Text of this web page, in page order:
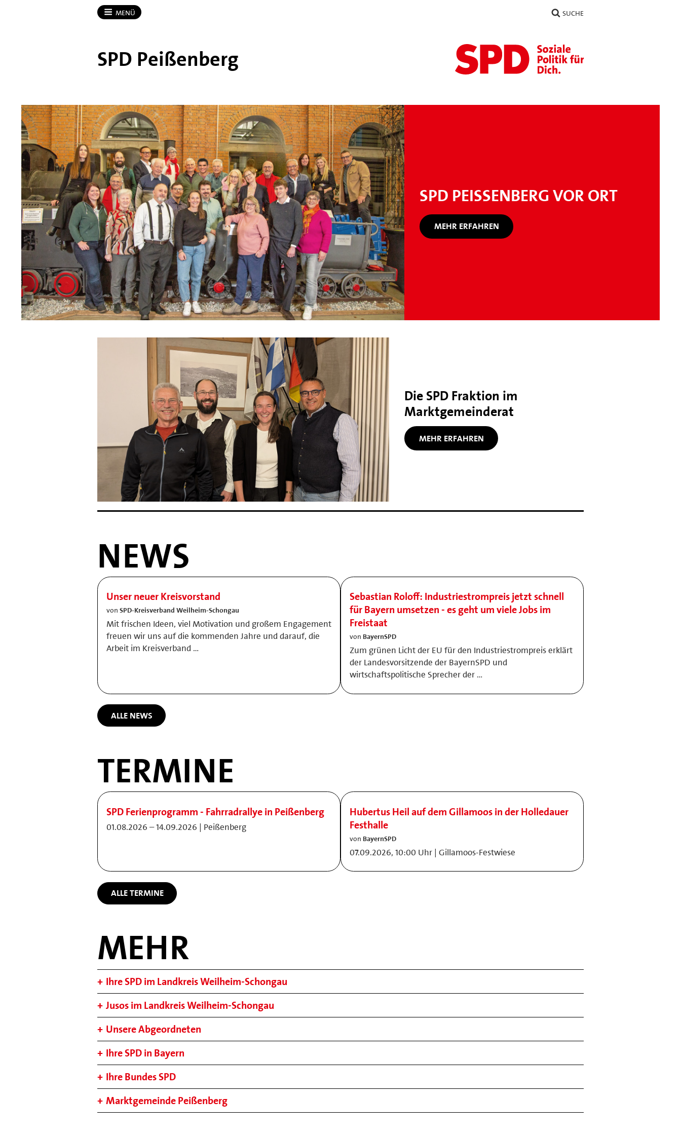
MENÜ SUCHE
SPD Peißenberg
SPD PEISSENBERG VOR ORT
MEHR ERFAHREN
Die SPD Fraktion im
Marktgemeinderat
MEHR ERFAHREN
NEWS
Unser neuer Kreisvorstand
von SPD-Kreisverband Weilheim-Schongau
Mit frischen Ideen, viel Motivation und großem Engagement
freuen wir uns auf die kommenden Jahre und darauf, die
Arbeit im Kreisverband …
Sebastian Roloff: Industriestrompreis jetzt schnell
für Bayern umsetzen - es geht um viele Jobs im
Freistaat
von BayernSPD
Zum grünen Licht der EU für den Industriestrompreis erklärt
der Landesvorsitzende der BayernSPD und
wirtschaftspolitische Sprecher der …
ALLE NEWS
TERMINE
SPD Ferienprogramm - Fahrradrallye in Peißenberg
01.08.2026 – 14.09.2026 | Peißenberg
Hubertus Heil auf dem Gillamoos in der Holledauer
Festhalle
von BayernSPD
07.09.2026, 10:00 Uhr | Gillamoos-Festwiese
ALLE TERMINE
MEHR
Ihre SPD im Landkreis Weilheim-Schongau
Jusos im Landkreis Weilheim-Schongau
Unsere Abgeordneten
Ihre SPD in Bayern
Ihre Bundes SPD
Marktgemeinde Peißenberg